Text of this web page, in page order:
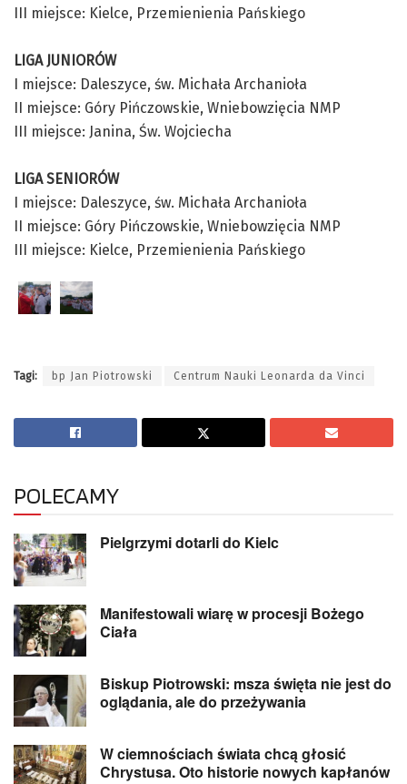
III miejsce: Kielce, Przemienienia Pańskiego
LIGA JUNIORÓW
I miejsce: Daleszyce, św. Michała Archanioła
II miejsce: Góry Pińczowskie, Wniebowzięcia NMP
III miejsce: Janina, Św. Wojciecha
LIGA SENIORÓW
I miejsce: Daleszyce, św. Michała Archanioła
II miejsce: Góry Pińczowskie, Wniebowzięcia NMP
III miejsce: Kielce, Przemienienia Pańskiego
Tagi: bp Jan Piotrowski Centrum Nauki Leonarda da Vinci
POLECAMY
Pielgrzymi dotarli do Kielc
Manifestowali wiarę w procesji Bożego
Ciała
Biskup Piotrowski: msza święta nie jest do
oglądania, ale do przeżywania
W ciemnościach świata chcą głosić
Chrystusa. Oto historie nowych kapłanów